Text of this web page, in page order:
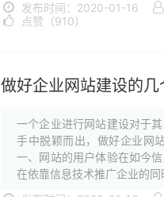
发布时间：2020-01-16
点赞（910）
做好企业网站建设的几
一个企业进行网站建设对于
手中脱颖而出，做好企业网
一、网站的用户体验在如今
在依靠信息技术推广企业的同